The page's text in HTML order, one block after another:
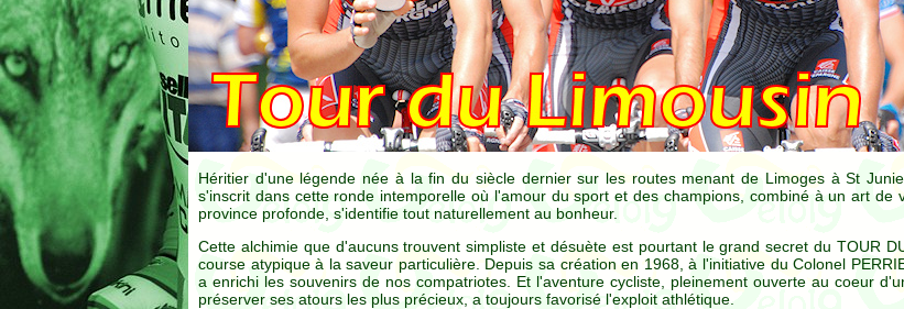
Héritier d'une légende née à la fin du siècle dernier sur les routes menant de Limoges à St
s'inscrit dans cette ronde intemporelle où l'amour du sport et des champions, combiné à un art de
province profonde, s'identifie tout naturellement au bonheur.
Cette alchimie que d'aucuns trouvent simpliste et désuète est pourtant le grand secret du TOUR
course atypique à la saveur particulière. Depuis sa création en 1968, à l'initiative du Colonel
a enrichi les souvenirs de nos compatriotes. Et l'aventure cycliste, pleinement ouverte au coeur
préserver ses atours les plus précieux, a toujours favorisé l'exploit athlétique.